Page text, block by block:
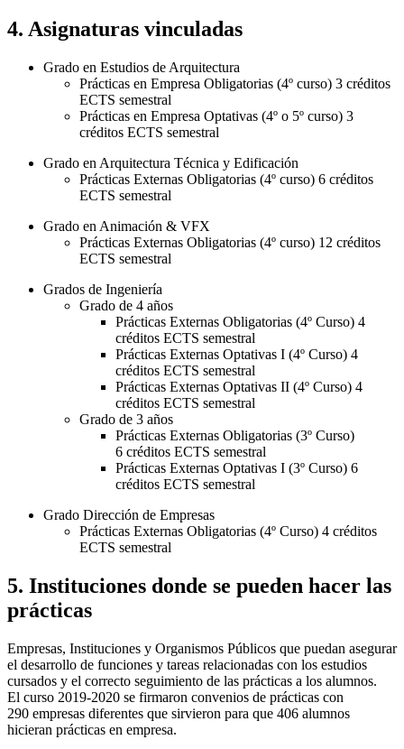
4. Asignaturas vinculadas
Grado en Estudios de Arquitectura
Prácticas en Empresa Obligatorias (4º curso) 3 créditos
ECTS semestral
Prácticas en Empresa Optativas (4º o 5º curso) 3
créditos ECTS semestral
Grado en Arquitectura Técnica y Edificación
Prácticas Externas Obligatorias (4º curso) 6 créditos
ECTS semestral
Grado en Animación & VFX
Prácticas Externas Obligatorias (4º curso) 12 créditos
ECTS semestral
Grados de Ingeniería
Grado de 4 años
Prácticas Externas Obligatorias (4º Curso) 4
créditos ECTS semestral
Prácticas Externas Optativas I (4º Curso) 4
créditos ECTS semestral
Prácticas Externas Optativas II (4º Curso) 4
créditos ECTS semestral
Grado de 3 años
Prácticas Externas Obligatorias (3º Curso)
6 créditos ECTS semestral
Prácticas Externas Optativas I (3º Curso) 6
créditos ECTS semestral
Grado Dirección de Empresas
Prácticas Externas Obligatorias (4º Curso) 4 créditos
ECTS semestral
5. Instituciones donde se pueden hacer las
prácticas
Empresas, Instituciones y Organismos Públicos que puedan asegurar
el desarrollo de funciones y tareas relacionadas con los estudios
cursados y el correcto seguimiento de las prácticas a los alumnos.
El curso 2019-2020 se firmaron convenios de prácticas con
290 empresas diferentes que sirvieron para que 406 alumnos
hicieran prácticas en empresa.